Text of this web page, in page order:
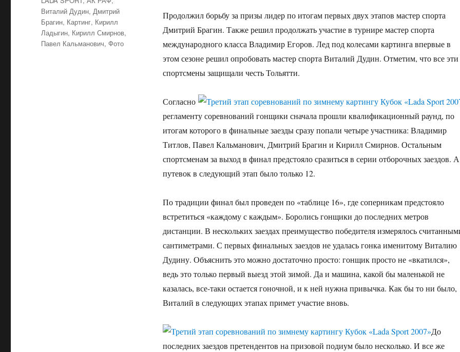
Продолжил борьбу за призы лидер по итогам первых двух этапов мастер спорта
Дмитрий Брагин. Также решил продолжать участие в турнире мастер спорта
международного класса Владимир Егоров. Лед под колесами картинга впервые в
этом сезоне решил опробовать мастер спорта Виталий Дудин. Отметим, что все эти
спортсмены защищали честь Тольятти.
Согласно
регламенту соревнований гонщики сначала прошли квалификационный раунд, по
итогам которого в финальные заезды сразу попали четыре участника: Владимир
Титлов, Павел Кальманович, Дмитрий Брагин и Кирилл Смирнов. Остальным
спортсменам за выход в финал предстояло сразиться в серии отборочных заездов. А
путевок в следующий этап было только 12.
По традиции финал был проведен по «таблице 16», где соперникам предстояло
встретиться «каждому с каждым». Боролись гонщики до последних метров
дистанции. В нескольких заездах преимущество победителя измерялось
сантиметрами. С первых финальных заездов не удалась гонка именитому Виталию
Дудину. Объяснить это можно достаточно просто: гонщик просто не «вкатился»,
ведь это только первый выезд этой зимой. Да и машина, какой бы маленькой не
казалась, все-таки остается гоночной, и к ней нужна привычка. Как бы то ни было,
Виталий в следующих этапах примет участие вновь.
До
последних заездов претендентов на призовой подиум было несколько. И все же
Виталий Дудин,Дмитрий
Брагин, Картинг, Кирилл
Ладыгин, Кирилл Смирнов,
Павел Кальманович,Фото